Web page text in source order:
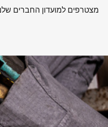
מצטרפים למועדון החברים